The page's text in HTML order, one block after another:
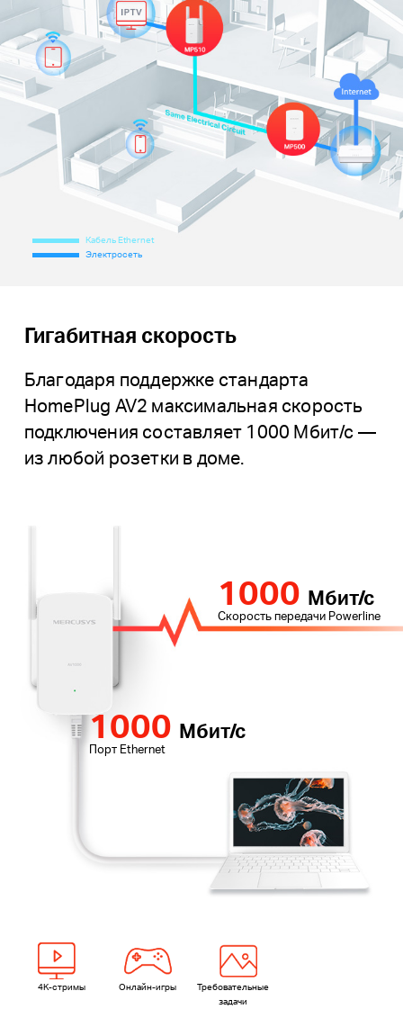
Кабель Ethernet
Электросеть
1000 Мбит/с
Скорость передачи Powerline
1000 Мбит/с
Порт Ethernet
Гигабитная скорость
Благодаря поддержке стандарта
HomePlug AV2 максимальная скорость
подключения составляет 1000 Мбит/с —
из любой розетки в доме.
4K-стримы Онлайн-игры
Требовательные
задачи